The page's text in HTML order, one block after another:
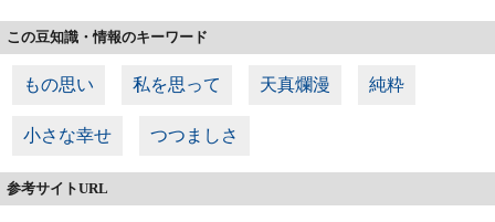
この豆知識・情報のキーワード
もの思い 私を思って 天真爛漫 純粋
小さな幸せ つつましさ
参考サイトURL